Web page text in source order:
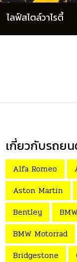
ไลฟ์สไตล์วาไรตี้
เกี่ยวกับรถย
Alfa Romeo
Aston Martin
Bentley
BMW Motorrad
Bridgestone